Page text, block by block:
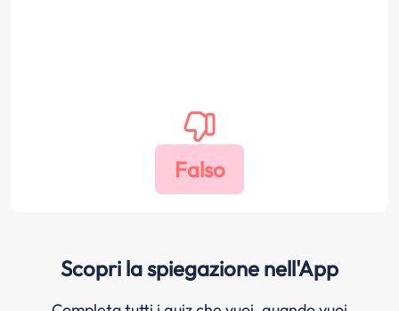
Scopri la spiegazione nell'App